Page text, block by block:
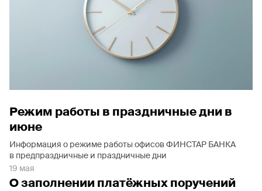
Режим работы в праздничные дни в
июне
Информация о режиме работы офисов ФИНСТАР БАНКА
в предпраздничные и праздничные дни
19 мая
О заполнении платёжных поручений